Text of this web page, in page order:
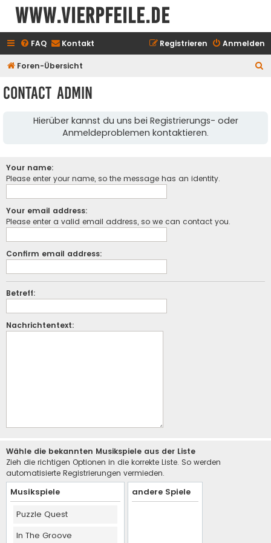
www.vierpfeile.de
FAQ Kontakt Anmelden
Registrieren
Foren-Übersicht
Contact Admin
Hierüber kannst du uns bei Registrierungs- oder
Anmeldeproblemen kontaktieren.
Your name:
Please enter your name, so the message has an identity.
Your email address:
Please enter a valid email address, so we can contact you.
Confirm email address:
Betreff:
Nachrichtentext:
Wähle die bekannten Musikspiele aus der Liste
Zieh die richtigen Optionen in die korrekte Liste. So werden
automatisierte Registrierungen vermieden.
Musikspiele
Puzzle Quest
In The Groove
andere Spiele